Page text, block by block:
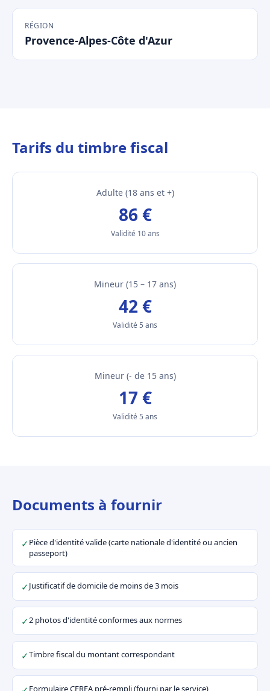
RÉGION
Provence-Alpes-Côte d'Azur
Tarifs du timbre fiscal
Adulte (18 ans et +)
86 €
Validité 10 ans
Mineur (15 – 17 ans)
42 €
Validité 5 ans
Mineur (- de 15 ans)
17 €
Validité 5 ans
Documents à fournir
✓ Pièce d'identité valide (carte nationale d'identité ou ancien
passeport)
✓Justificatif de domicile de moins de 3 mois
✓2 photos d'identité conformes aux normes
✓Timbre fiscal du montant correspondant
Formulaire CERFA pré-rempli (fourni par le service)